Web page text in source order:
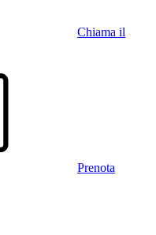
Chiama il
Prenota